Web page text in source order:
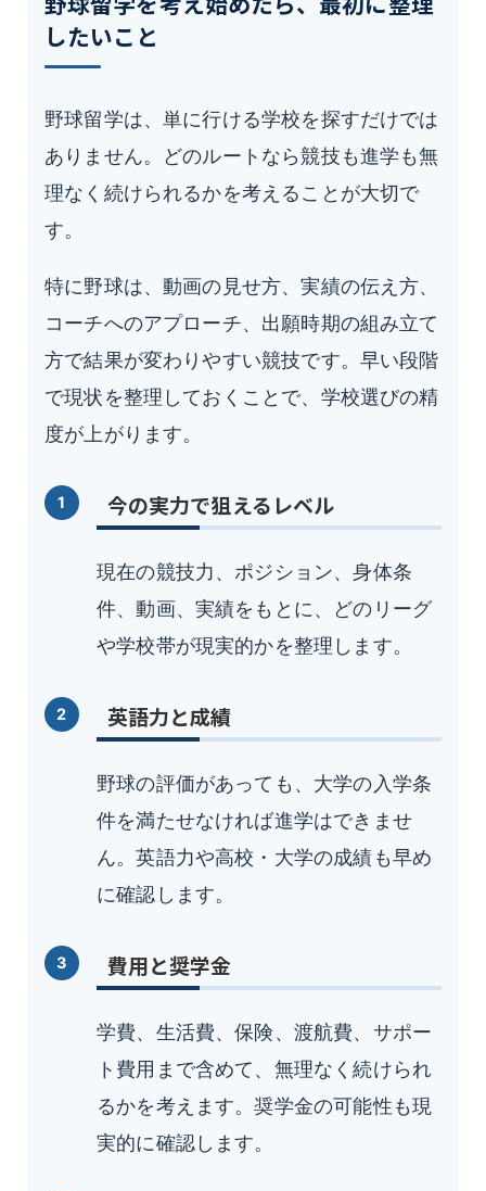
したいこと
野球留学は、単に行ける学校を探すだけでは
ありません。どのルートなら競技も進学も無
理なく続けられるかを考えることが大切で
す。
特に野球は、動画の見せ方、実績の伝え方、
コーチへのアプローチ、出願時期の組み立て
方で結果が変わりやすい競技です。早い段階
で現状を整理しておくことで、学校選びの精
度が上がります。
今の実力で狙えるレベル
現在の競技力、ポジション、身体条
件、動画、実績をもとに、どのリーグ
や学校帯が現実的かを整理します。
英語力と成績
野球の評価があっても、大学の入学条
件を満たせなければ進学はできませ
ん。英語力や高校・大学の成績も早め
に確認します。
費用と奨学金
学費、生活費、保険、渡航費、サポー
ト費用まで含めて、無理なく続けられ
るかを考えます。奨学金の可能性も現
実的に確認します。